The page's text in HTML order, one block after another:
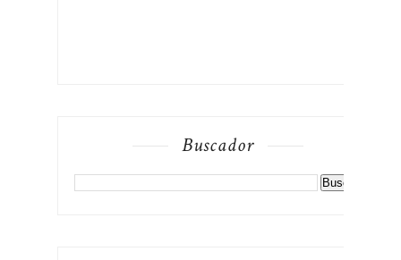
Buscador